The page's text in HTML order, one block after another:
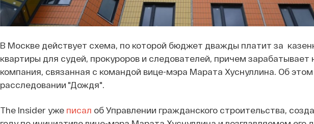
В Москве действует схема, по которой бюджет дважды платит за
квартиры для судей, прокуроров и следователей, причем зарабатывает
компания, связанная с командой вице-мэра Марата Хуснуллина. Об
расследовании "Дождя".
The Insider уже писал об Управлении гражданского строительства,